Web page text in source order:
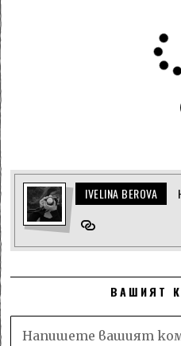
IVELINA BEROVA
ВАШИЯТ